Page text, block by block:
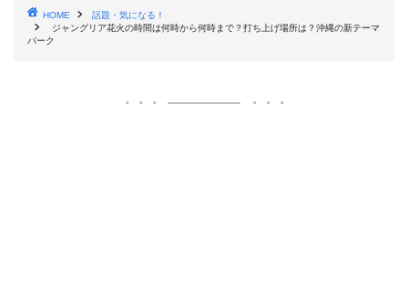
HOME
話題・気になる！
ジャングリア花火の時間は何時から何時まで？打ち上げ場所は？沖縄の新テーマ
パーク